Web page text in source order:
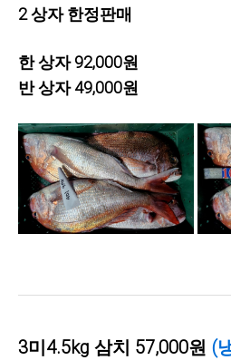
2 상자 한정판매
한 상자 92,000원
반 상자 49,000원
3미4.5kg 삼치 57,000원 (